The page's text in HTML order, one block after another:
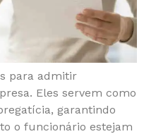
para admitir
Eles servem como
garantindo
o funcionário estejam